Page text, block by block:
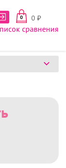
0 0 ₽
сравнения